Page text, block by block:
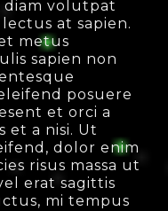
volutpat
at sapien.
metus
sapien non
posuere
et orci a
et a nisi. Ut
dolor enim
risus massa ut
erat sagittis
mi tempus